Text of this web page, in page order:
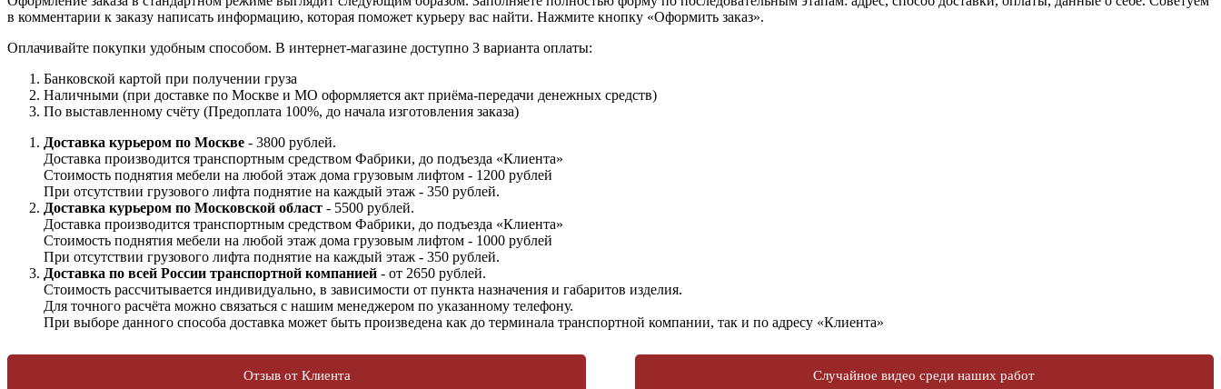
в комментарии к заказу написать информацию, которая поможет курьеру вас найти. Нажмите кнопку «Оформить заказ».
Оплачивайте покупки удобным способом. В интернет-магазине доступно 3 варианта оплаты:
Банковской картой при получении груза
Наличными (при доставке по Москве и МО оформляется акт приёма-передачи денежных средств)
По выставленному счёту (Предоплата 100%, до начала изготовления заказа)
Доставка курьером по Москве - 3800 рублей.
Доставка производится транспортным средством Фабрики, до подъезда «Клиента»
Стоимость поднятия мебели на любой этаж дома грузовым лифтом - 1200 рублей
При отсутствии грузового лифта поднятие на каждый этаж - 350 рублей.
Доставка курьером по Московской област - 5500 рублей.
Доставка производится транспортным средством Фабрики, до подъезда «Клиента»
Стоимость поднятия мебели на любой этаж дома грузовым лифтом - 1000 рублей
При отсутствии грузового лифта поднятие на каждый этаж - 350 рублей.
Доставка по всей России транспортной компанией - от 2650 рублей.
Стоимость рассчитывается индивидуально, в зависимости от пункта назначения и габаритов изделия.
Для точного расчёта можно связаться с нашим менеджером по указанному телефону.
При выборе данного способа доставка может быть произведена как до терминала транспортной компании, так и по адресу «Клиента»
Отзыв от Клиента Случайное видео среди наших работ